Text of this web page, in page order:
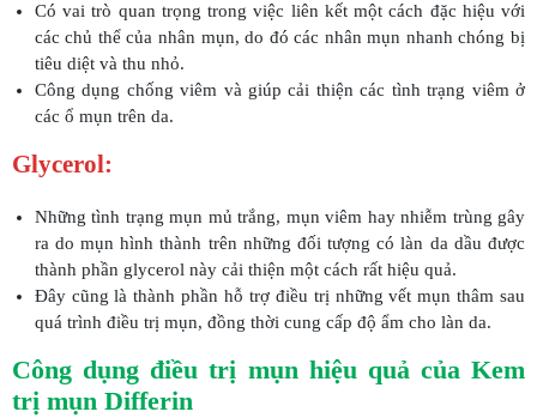
Có vai trò quan trọng trong việc liên kết một cách đặc hiệu với
các chủ thể của nhân mụn, do đó các nhân mụn nhanh chóng bị
tiêu diệt và thu nhỏ.
Công dụng chống viêm và giúp cải thiện các tình trạng viêm ở
các ổ mụn trên da.
Glycerol:
Những tình trạng mụn mủ trắng, mụn viêm hay nhiễm trùng gây
ra do mụn hình thành trên những đối tượng có làn da dầu được
thành phần glycerol này cải thiện một cách rất hiệu quả.
Đây cũng là thành phần hỗ trợ điều trị những vết mụn thâm sau
quá trình điều trị mụn, đồng thời cung cấp độ ẩm cho làn da.
Công dụng điều trị mụn hiệu quả của Kem
trị mụn Differin